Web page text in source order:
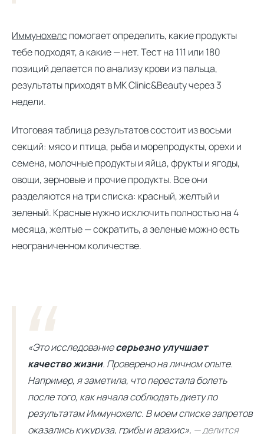
Иммунохелс помогает определить, какие продукты
тебе подходят, а какие — нет. Тест на 111 или 180
позиций делается по анализу крови из пальца,
результаты приходят в MK Clinic&Beauty через 3
недели.
Итоговая таблица результатов состоит из восьми
секций: мясо и птица, рыба и морепродукты, орехи и
семена, молочные продукты и яйца, фрукты и ягоды,
овощи, зерновые и прочие продукты. Все они
разделяются на три списка: красный, желтый и
зеленый. Красные нужно исключить полностью на 4
месяца, желтые — сократить, а зеленые можно есть
неограниченном количестве.
«Это исследованиесерьезно улучшает
качество жизни. Проверено на личном опыте.
Например, я заметила, что перестала болеть
после того, как начала соблюдать диету по
результатам Иммунохелс. В моем списке запретов
оказались кукуруза, грибы и арахис», — делится